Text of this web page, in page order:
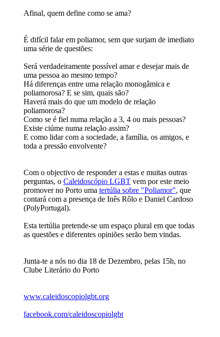
Afinal, quem define como se ama?
É difícil falar em poliamor, sem que surjam de imediato
uma série de questões:
Será verdadeiramente possível amar e desejar mais de
uma pessoa ao mesmo tempo?
Há diferenças entre uma relação monogâmica e
poliamorosa? E se sim, quais são?
Haverá mais do que um modelo de relação
poliamorosa?
Como se é fiel numa relação a 3, 4 ou mais pessoas?
Existe ciúme numa relação assim?
E como lidar com a sociedade, a família, os amigos, e
toda a pressão envolvente?
Com o objectivo de responder a estas e muitas outras
perguntas, o Caleidoscópio LGBT vem por este meio
promover no Porto uma tertúlia sobre "Poliamor", que
contará com a presença de Inês Rôlo e Daniel Cardoso
(PolyPortugal).
Esta tertúlia pretende-se um espaço plural em que todas
as questões e diferentes opiniões serão bem vindas.
Junta-te a nós no dia 18 de Dezembro, pelas 15h, no
Clube Literário do Porto
www.caleidoscopiolgbt.org
facebook.com/caleidoscopiolgbt